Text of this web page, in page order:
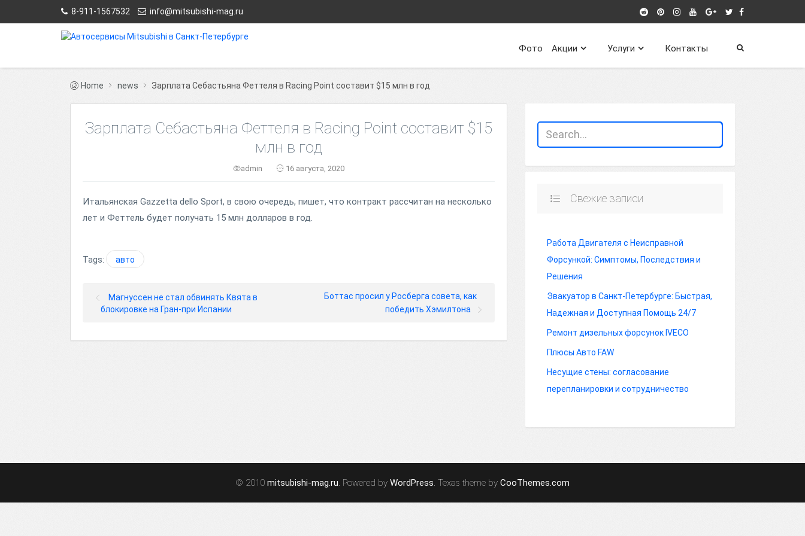
8-911-1567532 info@mitsubishi-mag.ru
Контакты
Услуги
Акции
Фото
Home news Зарплата Себастьяна Феттеля в Racing Point составит $15 млн в год
Зарплата Себастьяна Феттеля в Racing Point составит $15
млн в год
admin 16 августа, 2020
Итальянская Gazzetta dello Sport, в свою очередь, пишет, что контракт рассчитан на несколько
лет и Феттель будет получать 15 млн долларов в год.
Tags: авто
Магнуссен не стал обвинять Квята в
блокировке на Гран-при Испании
Боттас просил у Росберга совета, как
победить Хэмилтона
Свежие записи
Работа Двигателя с Неисправной
Форсункой: Симптомы, Последствия и
Решения
Эвакуатор в Санкт-Петербурге: Быстрая,
Надежная и Доступная Помощь 24/7
Ремонт дизельных форсунок IVECO
Плюсы Авто FAW
Несущие стены: согласование
перепланировки и сотрудничество
© 2010 mitsubishi-mag.ru. Powered by WordPress. Texas theme by CooThemes.com